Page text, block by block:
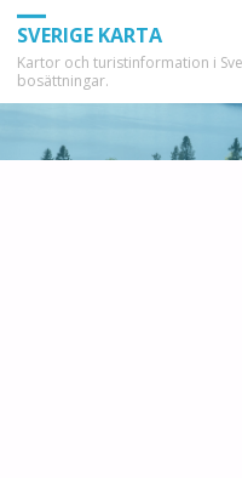
SVERIGE KARTA
Kartor och turistinformation i
bosättningar.